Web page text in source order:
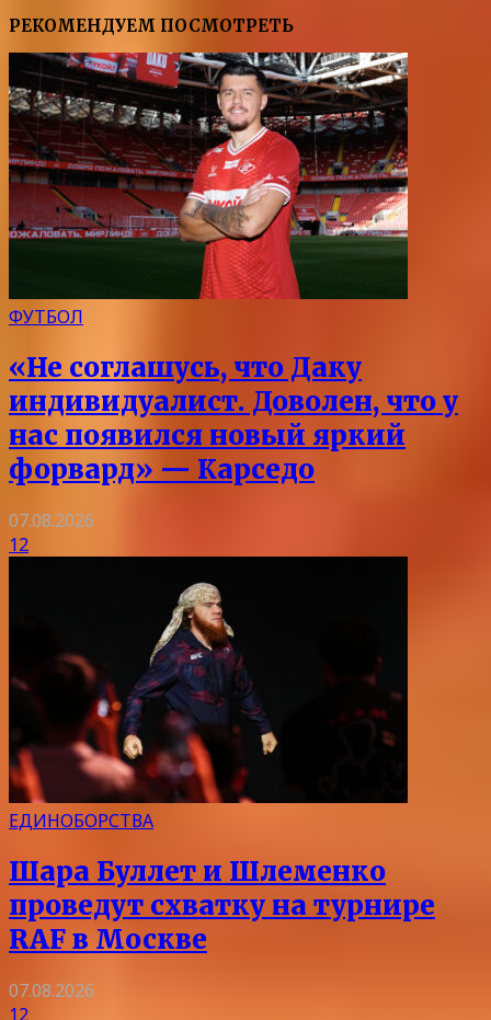
РЕКОМЕНДУЕМ ПОСМОТРЕТЬ
ФУТБОЛ
«Не соглашусь, что Даку
индивидуалист. Доволен, что у
нас появился новый яркий
форвард» — Карседо
07.08.2026
12
ЕДИНОБОРСТВА
Шара Буллет и Шлеменко
проведут схватку на турнире
RAF в Москве
07.08.2026
12